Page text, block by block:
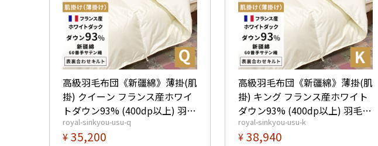
高級羽毛布団《新疆綿》薄掛(肌
掛) クイーン フランス産ホワイ
トダウン93% (400dp以上) 羽毛
量0.6kg 【5つ星ロイヤルゴール
ド取得】【グッドふとんマーク
royal-sinkyou-usu-q
¥ 35,200
高級羽毛布団《新疆綿》薄掛(肌
掛) キング フランス産ホワイト
ダウン93% (400dp以上) 羽毛量
0.65kg 【5つ星ロイヤルゴール
ド取得】【グッドふとんマーク
royal-sinkyou-usu-k
¥ 38,940